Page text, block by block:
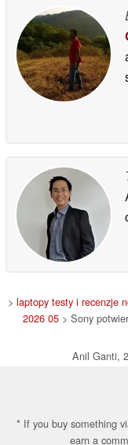
> laptopy testy i recenzje
2026 05> Sony
Anil Ganti,
* If you buy something
earn a